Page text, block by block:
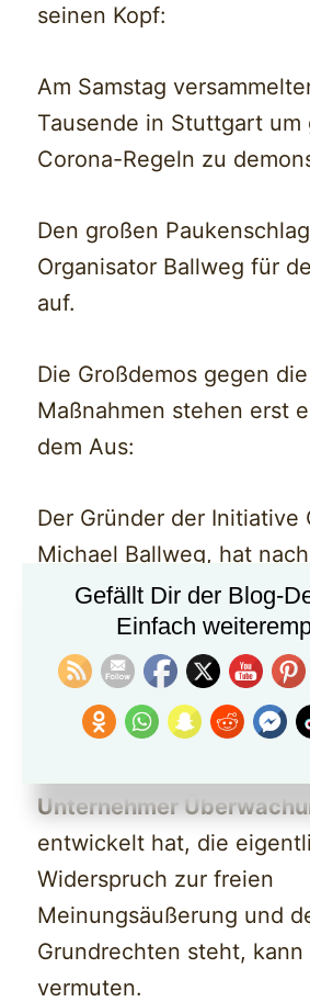
seinen Kopf:
Am Samstag
Tausende in Stuttgart um
Corona-Regeln zu
Den großen
Organisator Ballweg für
auf.
Die Großdemos gegen
Maßnahmen stehen erst
dem Aus:
Der Gründer der Initiative
Michael Ballweg, hat
Veranstaltung am
Cannstatter Wasen
seinen Rückzug
Inwiefern sein Rückzug
Unternehmer
entwickelt hat, die
Widerspruch zur freien
Meinungsäußerung und
Grundrechten steht, kann
vermuten.
Gefällt Dir der Blog-
Einfach